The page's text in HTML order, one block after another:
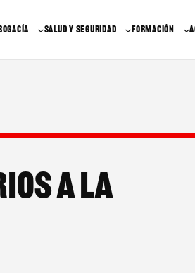
SALUD Y SEGURIDAD FORMACIÓN
a la